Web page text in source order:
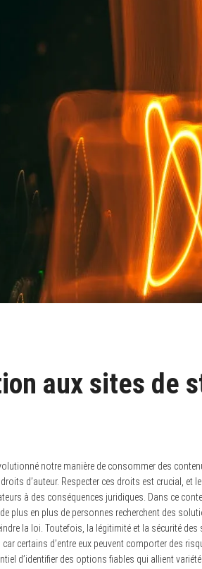
aux sites de
notre manière de consommer des
d’auteur. Respecter ces droits est crucial,
à des conséquences juridiques. Dans ce
de plus en plus de personnes recherchent des
la loi. Toutefois, la légitimité et la sécurité
certains d’entre eux peuvent comporter des
d’identifier des options fiables qui allient